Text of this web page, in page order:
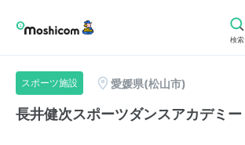
検索
スポーツ施設 愛媛県(松山市)
長井健次スポーツダンスアカデミー